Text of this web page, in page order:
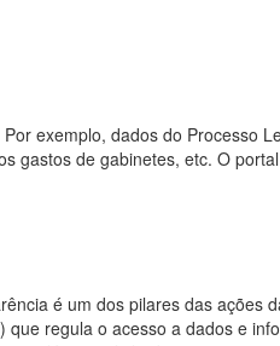
exemplo, dados do Processo
gastos de gabinetes, etc. O
é um dos pilares das ações
regula o acesso a dados e